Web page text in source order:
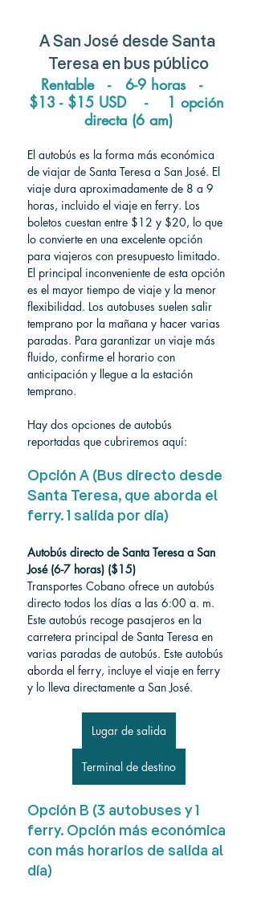
A San José desde Santa
Teresa en bus público
Rentable   -   6-9 horas   -
$13 - $15 USD    -    1 opción
directa (6 am)
El autobús es la forma más económica
de viajar de Santa Teresa a San José. El
viaje dura aproximadamente de 8 a 9
horas, incluido el viaje en ferry. Los
boletos cuestan entre $12 y $20, lo que
lo convierte en una excelente opción
para viajeros con presupuesto limitado.
El principal inconveniente de esta opción
es el mayor tiempo de viaje y la menor
flexibilidad. Los autobuses suelen salir
temprano por la mañana y hacer varias
paradas. Para garantizar un viaje más
fluido, confirme el horario con
anticipación y llegue a la estación
temprano.
Hay dos opciones de autobús
reportadas que cubriremos aquí:
Opción A (Bus directo desde
Santa Teresa, que aborda el
ferry. 1 salida por día)
Autobús directo de Santa Teresa a San
José (6-7 horas) ($15)
Transportes Cobano ofrece un autobús
directo todos los días a las 6:00 a. m.
Este autobús recoge pasajeros en la
carretera principal de Santa Teresa en
varias paradas de autobús. Este autobús
aborda el ferry, incluye el viaje en ferry
y lo lleva directamente a San José.
Lugar de salida
Terminal de destino
Opción B (3 autobuses y 1
ferry. Opción más económica
con más horarios de salida al
día)